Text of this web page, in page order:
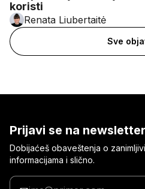
koristi
Renata Liubertaitė
Sve
Prijavi se na newsletter
Dobijaćeš obaveštenja o
informacijama i slično.
Unesi